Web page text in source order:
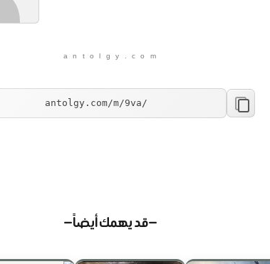
a n t o l g y . c o m
— قد يهمك أيضاً —